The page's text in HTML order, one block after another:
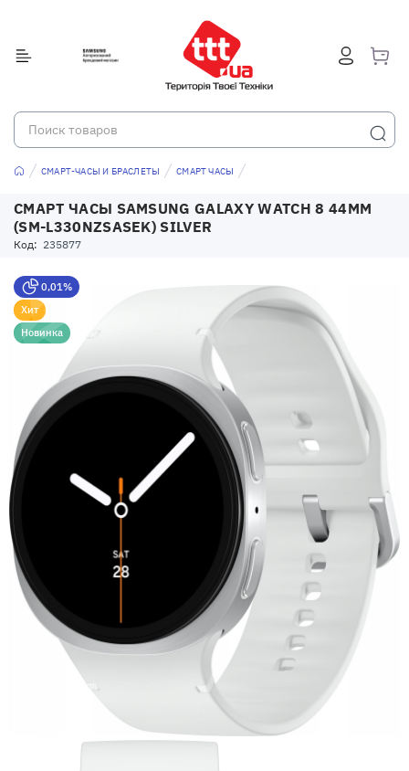
СМАРТ-ЧАСЫ И БРАСЛЕТЫ СМАРТ ЧАСЫ
СМАРТ ЧАСЫ SAMSUNG GALAXY WATCH 8 44MM
(SM-L330NZSASEK) SILVER
Код: 235877
0,01%
Хит
Новинка